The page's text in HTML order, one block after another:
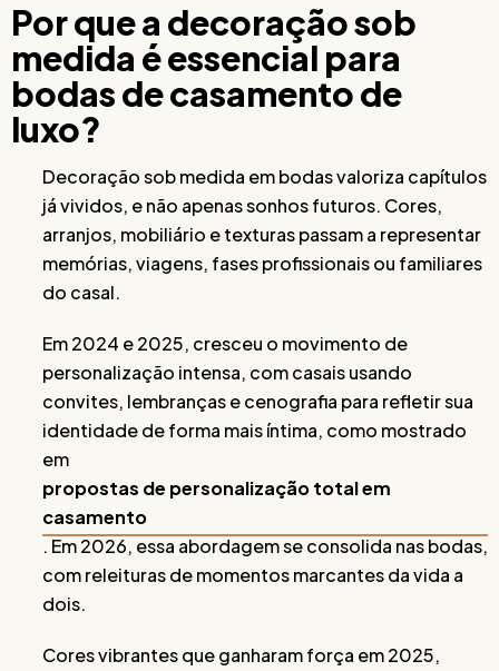
Por que a decoração sob
medida é essencial para
bodas de casamento de
luxo?
Decoração sob medida em bodas valoriza capítulos
já vividos, e não apenas sonhos futuros. Cores,
arranjos, mobiliário e texturas passam a representar
memórias, viagens, fases profissionais ou familiares
do casal.
Em 2024 e 2025, cresceu o movimento de
personalização intensa, com casais usando
convites, lembranças e cenografia para refletir sua
identidade de forma mais íntima, como mostrado
em
propostas de personalização total em
casamento
. Em 2026, essa abordagem se consolida nas bodas,
com releituras de momentos marcantes da vida a
dois.
Cores vibrantes que ganharam força em 2025,